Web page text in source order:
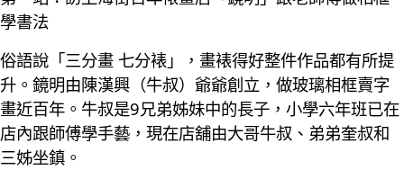
學書法
俗語說「三分畫 七分裱」，畫裱得好整件作品都有所提
升。鏡明由陳漢興（牛叔）爺爺創立，做玻璃相框賣字
畫近百年。牛叔是9兄弟姊妹中的長子，小學六年班已在
店內跟師傅學手藝，現在店舖由大哥牛叔、弟弟奎叔和
三姊坐鎮。